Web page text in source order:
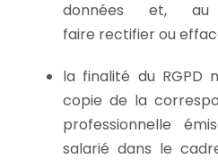
données et,
faire rectifier ou
la finalité du RGPD
copie de la
professionnelle
salarié dans le